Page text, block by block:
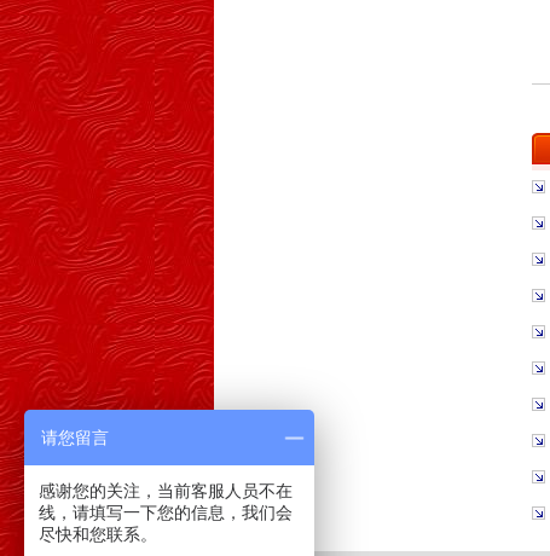
请您留言
感谢您的关注，当前客服人员不在
线，请填写一下您的信息，我们会
尽快和您联系。